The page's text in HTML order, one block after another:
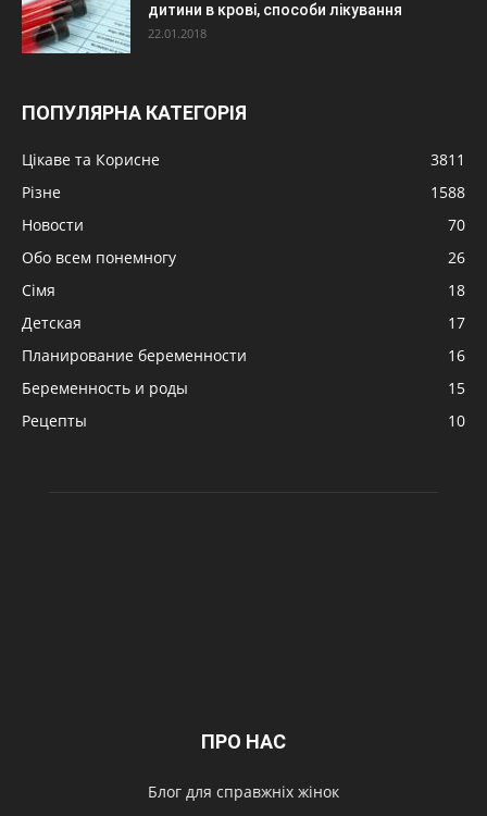
дитини в крові, способи лікування
22.01.2018
ПОПУЛЯРНА КАТЕГОРІЯ
Цікаве та Корисне
3811
Різне
1588
Новости
70
Обо всем понемногу
26
Сімя
18
Детская
17
Планирование беременности
16
Беременность и роды
15
Рецепты
10
ПРО НАС
Блог для справжніх жінок